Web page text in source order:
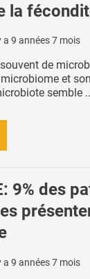
la
a 9 années 7 mois
de
et
semble
9% des
a 9 années 7 mois